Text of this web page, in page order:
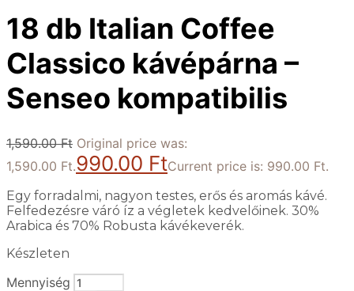
18 db Italian Coffee
Classico kávépárna –
Senseo kompatibilis
1,590.00Ft Original price was:
1,590.00 Ft.990.00 FtCurrent price is: 990.00 Ft.
Egy forradalmi, nagyon testes, erős és aromás kávé.
Felfedezésre váró íz a végletek kedvelőinek. 30%
Arabica és 70% Robusta kávékeverék.
Készleten
Mennyiség